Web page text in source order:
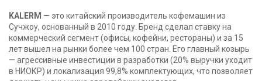
KALERM — это китайский производитель кофемашин из
Сучжоу, основанный в 2010 году. Бренд сделал ставку на
коммерческий сегмент (офисы, кофейни, рестораны) и за 15
лет вышел на рынки более чем 100 стран. Его главный козырь
— агрессивные инвестиции в разработки (20% выручки уходит
в НИОКР) и локализация 99,8% комплектующих, что позволяет